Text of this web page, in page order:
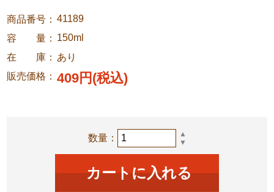
商品番号
41189
容 量
150ml
在 庫
あり
販売価格
409円(税込)
数量：
▲
▼